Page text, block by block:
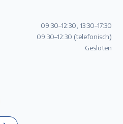
09:30–12:30, 13:30–17:30
09:30–12:30 (telefonisch)
Gesloten